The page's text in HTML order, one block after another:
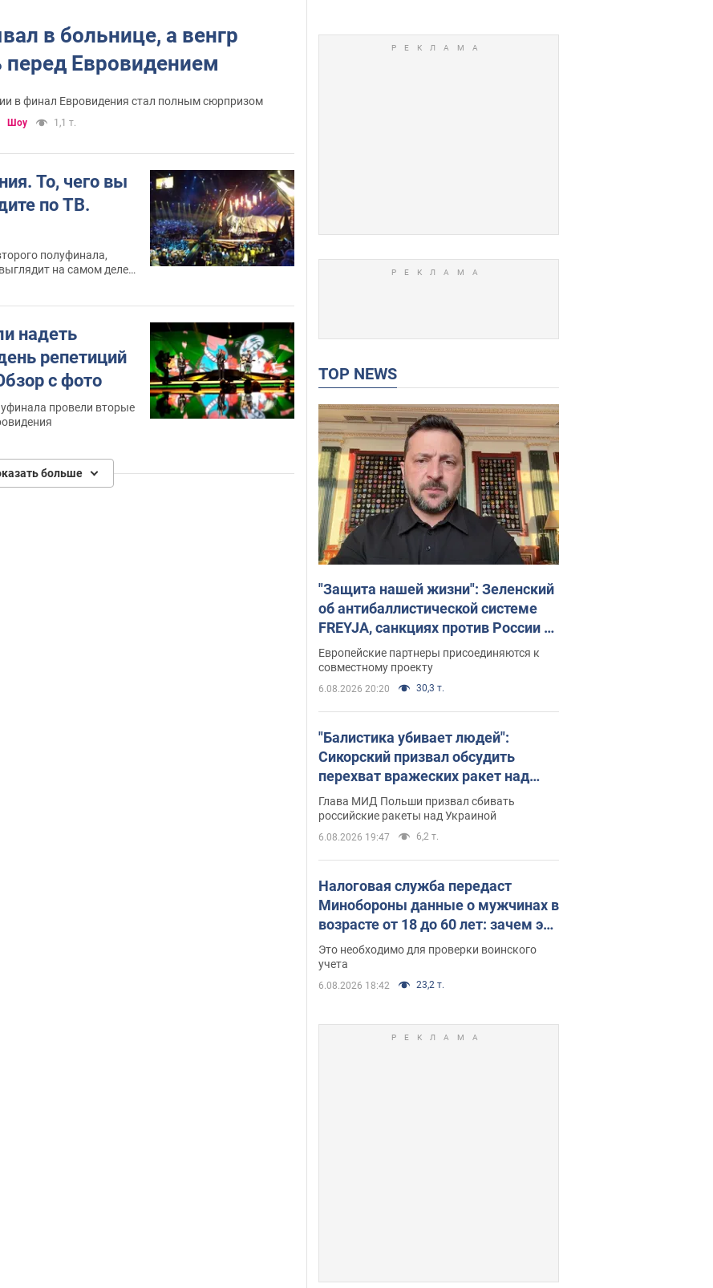
в больнице, а венгр
перед Евровидением
в финал Евровидения стал полным сюрпризом
Шоу 1,1 т.
То, чего вы
по ТВ.
полуфинала,
на самом деле.
надеть
репетиций
с фото
провели вторые
больше
TOP NEWS
"Защита нашей жизни": Зеленский
об антибаллистической системе
FREYJA, санкциях против России и
поддержке аграриев. Видео
Европейские партнеры присоединяются к
совместному проекту
6.08.2026 20:20 30,3 т.
"Балистика убивает людей":
Сикорский призвал обсудить
перехват вражеских ракет над
Украиной
Глава МИД Польши призвал сбивать
российские ракеты над Украиной
6.08.2026 19:47 6,2 т.
Налоговая служба передаст
Минобороны данные о мужчинах в
возрасте от 18 до 60 лет: зачем это
нужно
Это необходимо для проверки воинского
учета
6.08.2026 18:42 23,2 т.